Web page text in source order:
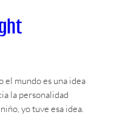
el mundo es una idea
la personalidad
yo tuve esa idea.